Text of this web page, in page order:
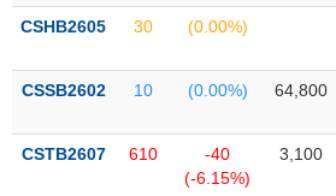
chính
tích
thuật
CSHB2605 30 (0.00%)
CSSB2602 10 (0.00%) 64,800
CSTB2607 610
-40
(-6.15%)
3,100
NĂNG